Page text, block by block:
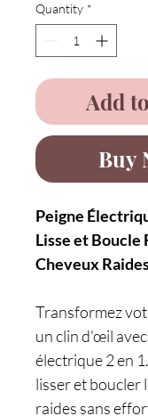
Quantity *
Add
Buy
Peigne
Lisse et Boucle
Cheveux
Transformez
un clin d'œil
électrique 2 en
lisser et boucler
raides sans